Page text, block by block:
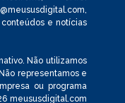
,
e notícias
Não utilizamos
representamos e
ou programa
meususdigital.com